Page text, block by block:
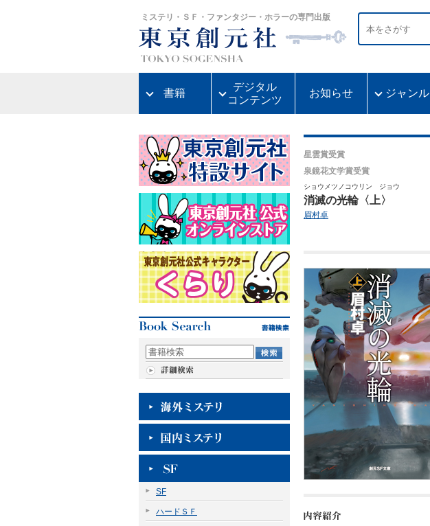
ミステリ・ＳＦ・ファンタジー・ホラーの専門出版
書籍
デジタル
コンテンツ
お知らせ ジャンル
SF
ハードＳＦ
星雲賞受賞
泉鏡花文学賞受賞
ショウメツノコウリン ジョウ
消滅の光輪〈上〉
眉村卓